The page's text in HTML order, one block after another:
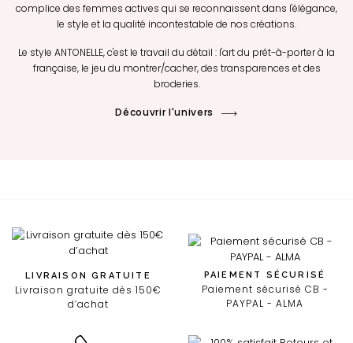
complice des femmes actives qui se reconnaissent dans l'élégance,
le style et la qualité incontestable de nos créations.
Le style ANTONELLE, c'est le travail du détail : l'art du prêt-à-porter à la
française, le jeu du montrer/cacher, des transparences et des
broderies.
Découvrir l'univers
LIVRAISON GRATUITE
Livraison gratuite dès 150€
d’achat
PAIEMENT SÉCURISÉ
Paiement sécurisé CB -
PAYPAL - ALMA